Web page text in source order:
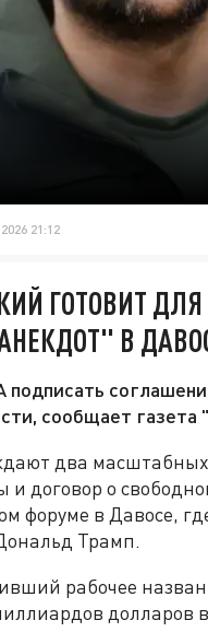
21:12
ГОТОВИТ
В
сообщает газета
два
и договор о
форуме в Давосе,
Трамп.
рабочее
долларов